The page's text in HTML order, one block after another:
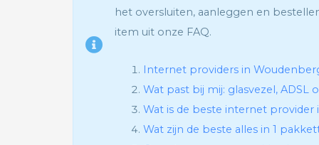
het oversluiten, aanleggen en
item uit onze FAQ.
Internet providers in
Wat past bij mij: glasvezel, ADSL
Wat is de beste internet provider
Wat zijn de beste alles in 1